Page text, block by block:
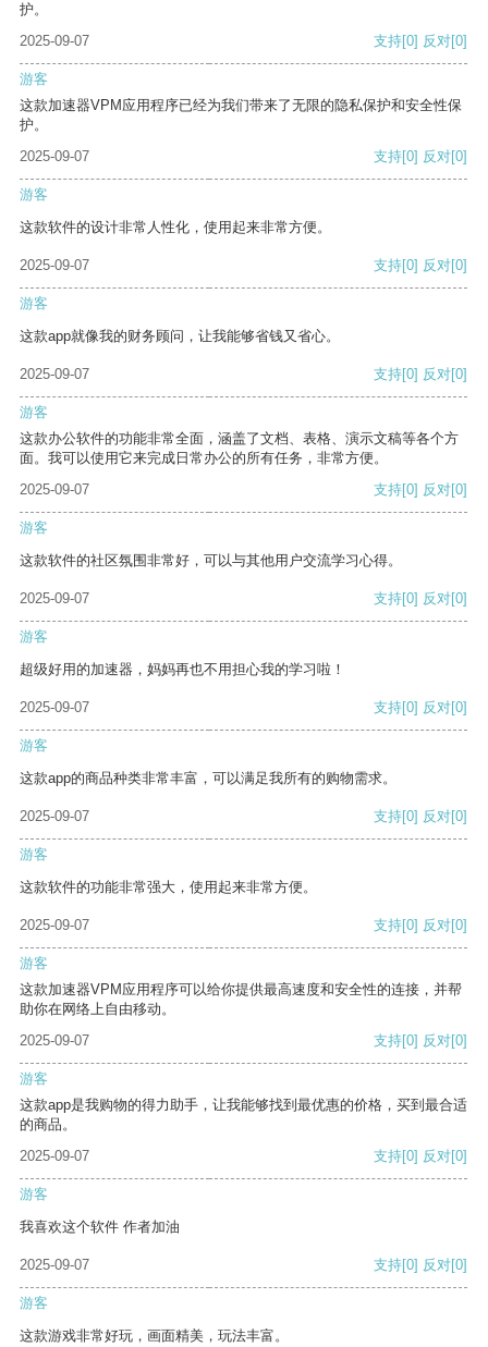
护。
2025-09-07
支持[0] 反对[0]
游客
这款加速器VPM应用程序已经为我们带来了无限的隐私保护和安全性保
护。
2025-09-07
支持[0] 反对[0]
游客
这款软件的设计非常人性化，使用起来非常方便。
2025-09-07 支持[0] 反对[0]
游客
这款app就像我的财务顾问，让我能够省钱又省心。
2025-09-07 支持[0] 反对[0]
游客
这款办公软件的功能非常全面，涵盖了文档、表格、演示文稿等各个方
面。我可以使用它来完成日常办公的所有任务，非常方便。
2025-09-07
支持[0] 反对[0]
游客
这款软件的社区氛围非常好，可以与其他用户交流学习心得。
2025-09-07 支持[0] 反对[0]
游客
超级好用的加速器，妈妈再也不用担心我的学习啦！
2025-09-07 支持[0] 反对[0]
游客
这款app的商品种类非常丰富，可以满足我所有的购物需求。
2025-09-07 支持[0] 反对[0]
游客
这款软件的功能非常强大，使用起来非常方便。
2025-09-07 支持[0] 反对[0]
游客
这款加速器VPM应用程序可以给你提供最高速度和安全性的连接，并帮
助你在网络上自由移动。
2025-09-07
支持[0] 反对[0]
游客
这款app是我购物的得力助手，让我能够找到最优惠的价格，买到最合适
的商品。
2025-09-07
支持[0] 反对[0]
游客
我喜欢这个软件 作者加油
2025-09-07 支持[0] 反对[0]
游客
这款游戏非常好玩，画面精美，玩法丰富。